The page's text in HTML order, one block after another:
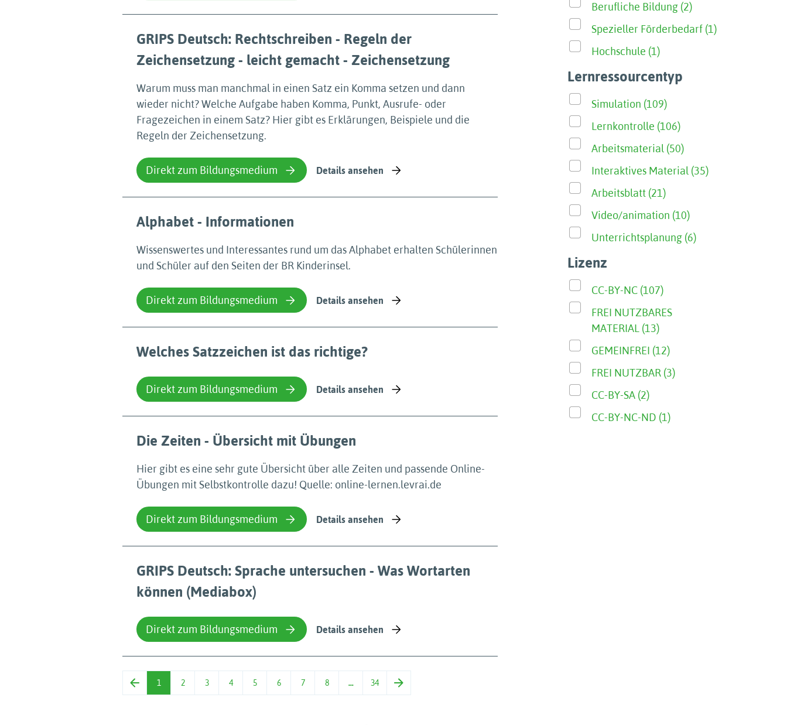
GRIPS Deutsch: Rechtschreiben - Regeln der
Zeichensetzung - leicht gemacht - Zeichensetzung
Warum muss man manchmal in einen Satz ein Komma setzen und dann
wieder nicht? Welche Aufgabe haben Komma, Punkt, Ausrufe- oder
Fragezeichen in einem Satz? Hier gibt es Erklärungen, Beispiele und die
Regeln der Zeichensetzung.
Direkt zum Bildungsmedium Details ansehen
Alphabet - Informationen
Wissenswertes und Interessantes rund um das Alphabet erhalten Schülerinnen
und Schüler auf den Seiten der BR Kinderinsel.
Direkt zum Bildungsmedium Details ansehen
Welches Satzzeichen ist das richtige?
Direkt zum Bildungsmedium Details ansehen
Die Zeiten - Übersicht mit Übungen
Hier gibt es eine sehr gute Übersicht über alle Zeiten und passende Online-
Übungen mit Selbstkontrolle dazu! Quelle: online-lernen.levrai.de
Direkt zum Bildungsmedium Details ansehen
GRIPS Deutsch: Sprache untersuchen - Was Wortarten
können (Mediabox)
Direkt zum Bildungsmedium Details ansehen
1 2 3 4 5 6 7 8 … 34
Berufliche Bildung (2)
Spezieller Förderbedarf (1)
Hochschule (1)
Lernressourcentyp
Simulation (109)
Lernkontrolle (106)
Arbeitsmaterial (50)
Interaktives Material (35)
Arbeitsblatt (21)
Video/animation (10)
Unterrichtsplanung (6)
Lizenz
CC-BY-NC (107)
FREI NUTZBARES
MATERIAL (13)
GEMEINFREI (12)
FREI NUTZBAR (3)
CC-BY-SA (2)
CC-BY-NC-ND (1)